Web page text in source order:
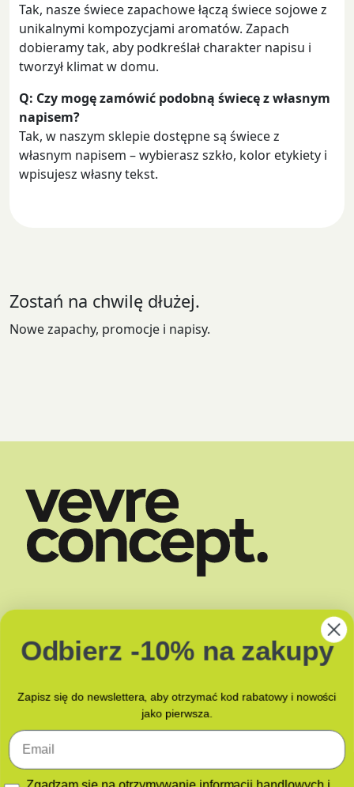
Tak, nasze świece zapachowe łączą świece sojowe z
unikalnymi kompozycjami aromatów. Zapach
dobieramy tak, aby podkreślał charakter napisu i
tworzył klimat w domu.
Q: Czy mogę zamówić podobną świecę z własnym
napisem?
Tak, w naszym sklepie dostępne są świece z
własnym napisem – wybierasz szkło, kolor etykiety i
wpisujesz własny tekst.
Zostań na chwilę dłużej.
Nowe zapachy, promocje i napisy.
O NAS
KONTAKT Z NAMI
ZAPACHY
Odbierz -10% na zakupy
Zapisz się do newslettera, aby otrzymać kod rabatowy i nowości
jako pierwsza.
Email
GDPR